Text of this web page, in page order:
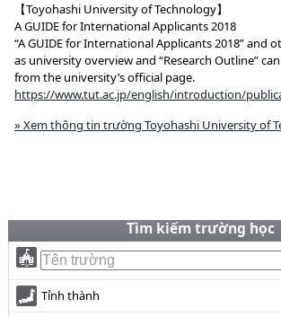
【Toyohashi University of Technology】
A GUIDE for International Applicants 2018
“A GUIDE for International Applicants 2018” and
as university overview and “Research Outline”
from the university’s official page.
https://www.tut.ac.jp/english/introduction/
» Xem thông tin trường Toyohashi University of
Tìm kiếm trường học
Tỉnh thành